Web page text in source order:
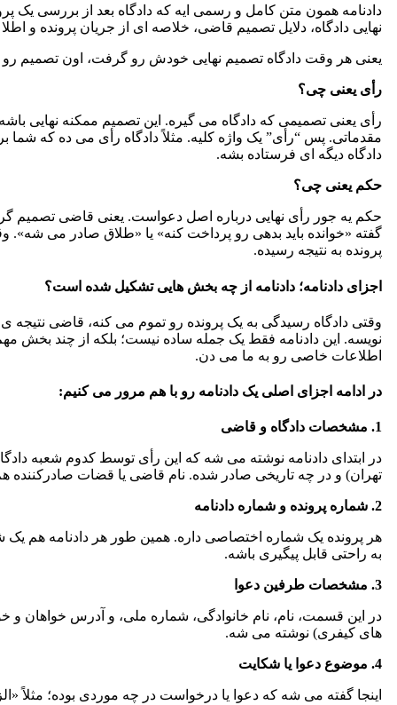
دادنامه همون متن کامل و رسمی ایه که دادگاه بعد از بررسی یک
نهایی دادگاه، دلایل تصمیم قاضی، خلاصه ای از جریان پرونده و
یعنی هر وقت دادگاه تصمیم نهایی خودش رو گرفت، اون تصمیم رو
رأی یعنی چی؟
رأی یعنی تصمیمی که دادگاه می گیره. این تصمیم ممکنه نهایی
مقدماتی. پس “رأی” یک واژه کلیه. مثلاً دادگاه رأی می ده که شما
دادگاه دیگه ای فرستاده بشه.
حکم یعنی چی؟
حکم یه جور رأی نهایی درباره اصل دعواست. یعنی قاضی تصمیم
گفته «خوانده باید بدهی رو پرداخت کنه» یا «طلاق صادر می
پرونده به نتیجه رسیده.
اجزای دادنامه؛ دادنامه از چه بخش هایی تشکیل شده است؟
وقتی دادگاه رسیدگی به یک پرونده رو تموم می کنه، قاضی نتیجه
نویسه. این دادنامه فقط یک جمله ساده نیست؛ بلکه از چند بخش
اطلاعات خاصی رو به ما می دن.
در ادامه اجزای اصلی یک دادنامه رو با هم مرور می کنیم:
1. مشخصات دادگاه و قاضی
تهران) و در چه تاریخی صادر شده. نام قاضی یا قضات صادرکننده
2. شماره پرونده و شماره دادنامه
هر پرونده یک شماره اختصاصی داره. همین طور هر دادنامه هم
به راحتی قابل پیگیری باشه.
3. مشخصات طرفین دعوا
در این قسمت، نام، نام خانوادگی، شماره ملی، و آدرس خواهان و
های کیفری) نوشته می شه.
4. موضوع دعوا یا شکایت
اینجا گفته می شه که دعوا یا درخواست در چه موردی بوده؛ مثلاً